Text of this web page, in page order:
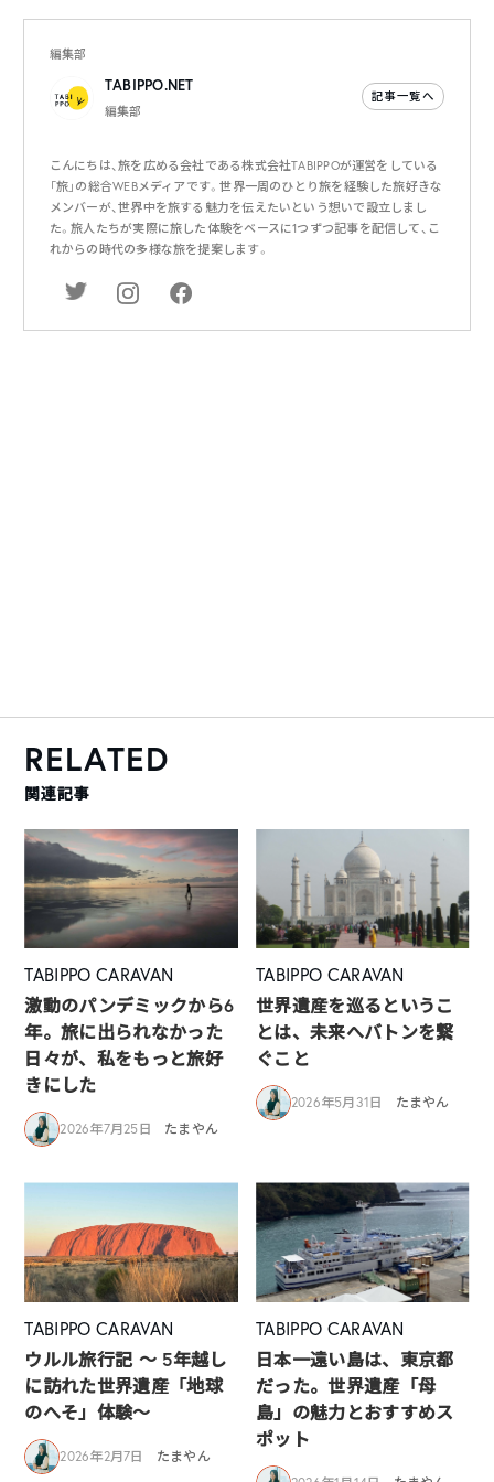
編集部
TABIPPO.NET
編集部
記事一覧へ
こんにちは、旅を広める会社である株式会社TABIPPOが運営をしている
「旅」の総合WEBメディアです。世界一周のひとり旅を経験した旅好きな
メンバーが、世界中を旅する魅力を伝えたいという想いで設立しまし
た。旅人たちが実際に旅した体験をベースに1つずつ記事を配信して、こ
れからの時代の多様な旅を提案します。
RELATED
関連記事
TABIPPO CARAVAN
激動のパンデミックから6
年。旅に出られなかった
日々が、私をもっと旅好
きにした
2026年7月25日 たまやん
TABIPPO CARAVAN
世界遺産を巡るというこ
とは、未来へバトンを繋
ぐこと
2026年5月31日 たまやん
TABIPPO CARAVAN
ウルル旅行記 ～ 5年越し
に訪れた世界遺産「地球
のへそ」体験～
2026年2月7日 たまやん
TABIPPO CARAVAN
日本一遠い島は、東京都
だった。世界遺産「母
島」の魅力とおすすめス
ポット